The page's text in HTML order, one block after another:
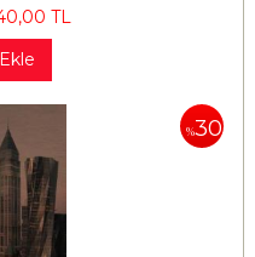
,00 TL
%30